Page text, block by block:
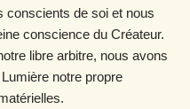
conscients de soi et nous
conscience du Créateur.
libre arbitre, nous avons
notre propre